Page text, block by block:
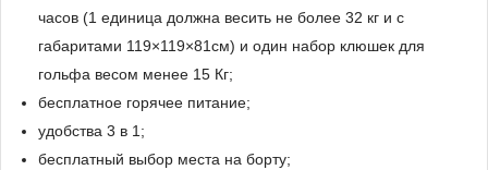
часов (1 единица должна весить не более 32 кг и с
габаритами 119×119×81см) и один набор клюшек для
гольфа весом менее 15 Кг;
бесплатное горячее питание;
удобства 3 в 1;
бесплатный выбор места на борту;